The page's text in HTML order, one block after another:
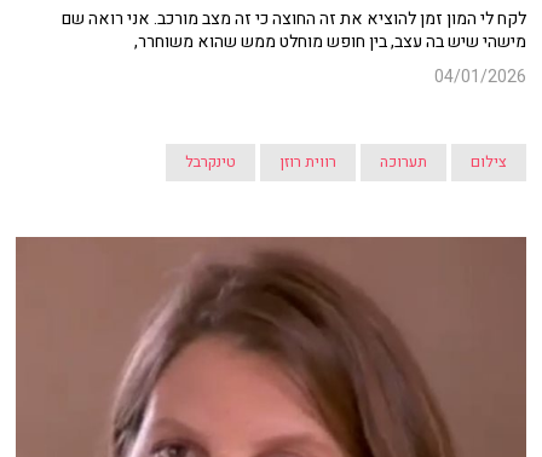
לקח לי המון זמן להוציא את זה החוצה כי זה מצב מורכב. אני רואה שם
מישהי שיש בה עצב, בין חופש מוחלט ממש שהוא משוחרר,
04/01/2026
צילום תערוכה רווית רוזן טינקרבל